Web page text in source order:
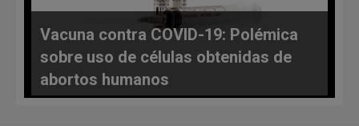
Vacuna contra COVID-19: Polémica
sobre uso de células obtenidas de
abortos humanos